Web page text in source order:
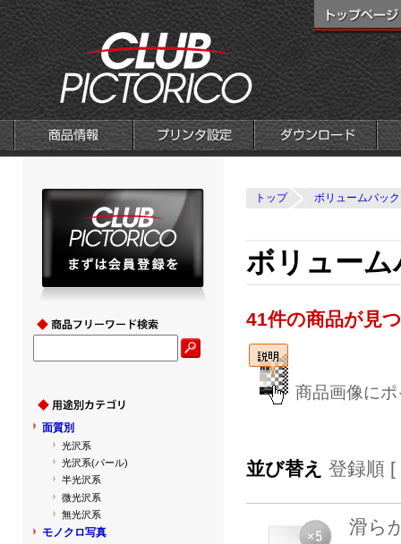
トップ ボリュームパック
ボリュー
41件の商品が見
商品画像に
並び替え 登録順 [
滑ら
面質別
光沢系
光沢系(パール)
半光沢系
微光沢系
無光沢系
モノクロ写真